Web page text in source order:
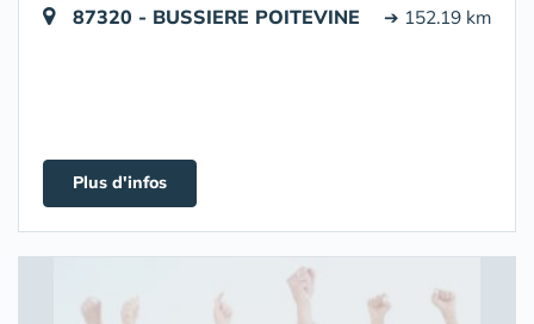
87320 - BUSSIERE POITEVINE ➔ 152.19 km
Plus d'infos